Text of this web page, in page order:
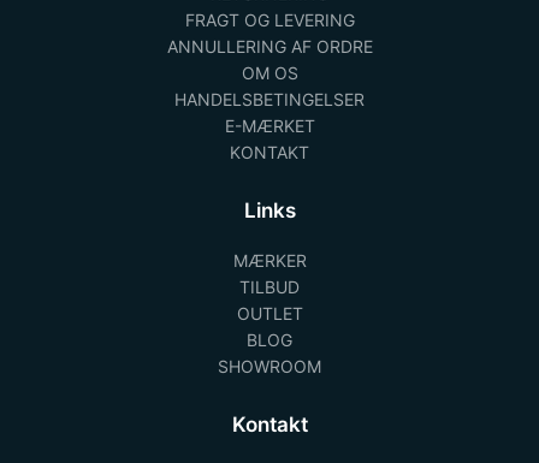
FRAGT OG LEVERING
ANNULLERING AF ORDRE
OM OS
HANDELSBETINGELSER
E-MÆRKET
KONTAKT
Links
MÆRKER
TILBUD
OUTLET
BLOG
SHOWROOM
Kontakt